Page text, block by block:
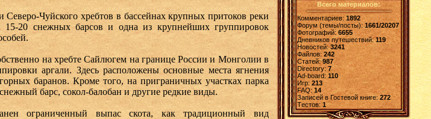
Чуйского хребтов в бассейнах крупных притоков реки
20 снежных барсов и одна из крупнейших группировок
на хребте Сайлюгем на границе России и Монголии в
аргали. Здесь расположены основные места ягнения
баранов. Кроме того, на приграничных участках парка
барс, сокол-балобан и другие редкие виды.
ограниченный выпас скота, как традиционный вид
Всего материалов:
Комментариев: 1892
Форум (темы/посты):1661/20207
Фотографий:6655
Дневников путешествий:119
Новостей:3241
Файлов: 242
Статей:987
Directory: 7
Ad-board:110
Игр: 213
FAQ:14
Записей в Гостевой книге:272
Tестов: 1